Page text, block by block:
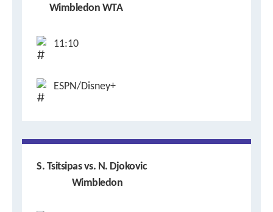
Wimbledon WTA
11:10
ESPN/Disney+
S. Tsitsipas vs. N. Djokovic
Wimbledon